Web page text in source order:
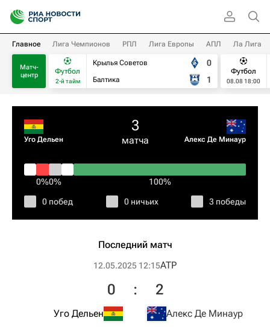
Главное Лига Чемпионов РПЛ Лига Европы АПЛ Ла Лига
Матч-
центр
Футбол
2-й тайм
Крылья Советов
Балтика
0
1
Футбол
08.08 18:00
Уго Дельен
3
матча Алекс Де Минаур
0%0% 100%
0 побед 0 ничьих 3 победы
Последний матч
12.05.2025 12:15ATP
Уго Дельен
0 : 2
Алекс Де Минаур